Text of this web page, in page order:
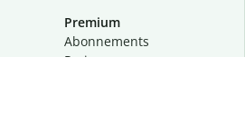
Premium
Abon­ne­ments
Preise